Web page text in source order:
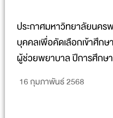
ประกาศมหาวิทยาลัยนคร
บุคคลเพื่อคัดเลือกเข้าศึก
ผู้ช่วยพยาบาล ปีการศึกษ
16 กุมภาพันธ์ 2568